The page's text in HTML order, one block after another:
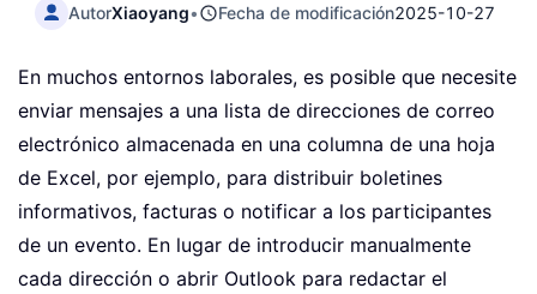
AutorXiaoyang• Fecha de modificación2025-10-27
En muchos entornos laborales, es posible que necesite
enviar mensajes a una lista de direcciones de correo
electrónico almacenada en una columna de una hoja
de Excel, por ejemplo, para distribuir boletines
informativos, facturas o notificar a los participantes
de un evento. En lugar de introducir manualmente
cada dirección o abrir Outlook para redactar el